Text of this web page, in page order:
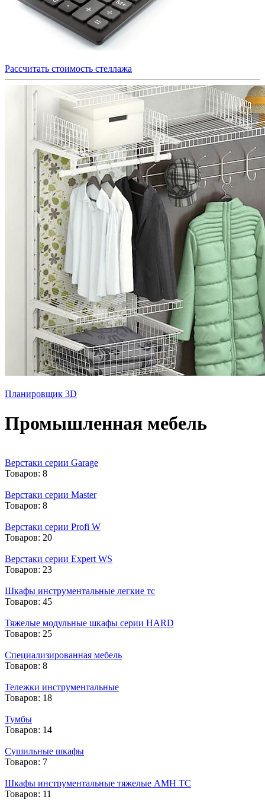
Рассчитать стоимость стеллажа
Планировщик 3D
Промышленная мебель
Верстаки серии Garage
Товаров: 8
Верстаки серии Master
Товаров: 8
Верстаки серии Profi W
Товаров: 20
Верстаки серии Expert WS
Товаров: 23
Шкафы инструментальные легкие тс
Товаров: 45
Тяжелые модульные шкафы серии HARD
Товаров: 25
Cпециализированная мебель
Товаров: 8
Тележки инструментальные
Товаров: 18
Тумбы
Товаров: 14
Cушильные шкафы
Товаров: 7
Шкафы инструментальные тяжелые AMH TC
Товаров: 11